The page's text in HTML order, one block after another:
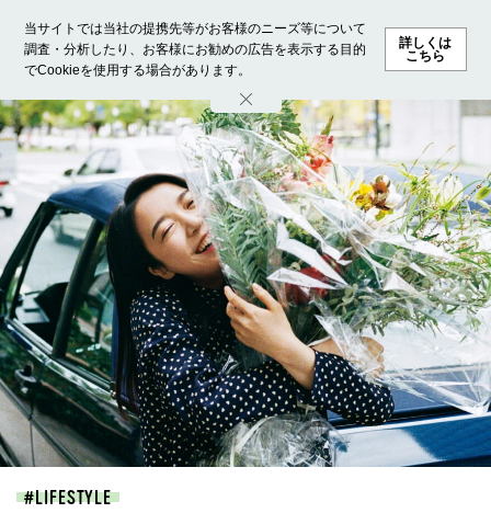
当サイトでは当社の提携先等がお客様のニーズ等について
調査・分析したり、お客様にお勧めの広告を表示する目的
でCookieを使用する場合があります。
詳しくは
こちら
ホーム モデル募集 ランキング ファッション ビューテ
LIFESTYLE